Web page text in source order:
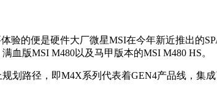
验的便是硬件大厂微星MSI在今年新近推出的
血版MSI M480以及马甲版本的MSI M480 HS。
划路径，即M4X系列代表着GEN4产品线，集